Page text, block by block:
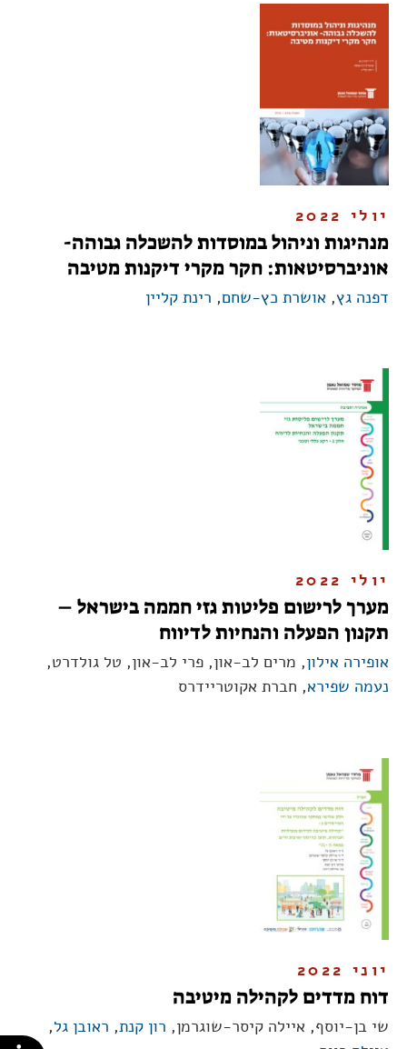
יולי 2022
מנהיגות וניהול במוסדות להשכלה גבוהה-
אוניברסיטאות: חקר מקרי דיקנות מטיבה
דפנה גץ, אושרת כץ-שחם, רינת קליין
יולי 2022
מערך לרישום פליטות גזי חממה בישראל –
תקנון הפעלה והנחיות לדיווח
אופירה אילון, מרים לב-און, פרי לב-און, טל גולדרט,
נעמה שפירא, חברת אקוטריידרס
יוני 2022
דוח מדדים לקהילה מיטיבה
שי בן-יוסף, איילה קיסר-שוגרמן, רון קנת, ראובן גל,